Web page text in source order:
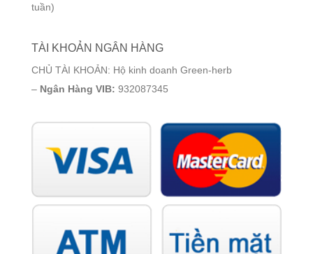
tuần)
TÀI KHOẢN NGÂN HÀNG
CHỦ TÀI KHOẢN: Hộ kinh doanh Green-herb
– Ngân Hàng VIB: 932087345